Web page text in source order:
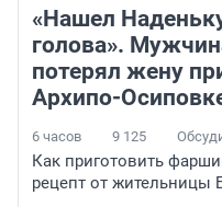
«Нашел
голова».
потерял жену
Архипо-
6 часов 9 125
Как приготовить
рецепт от жительницы